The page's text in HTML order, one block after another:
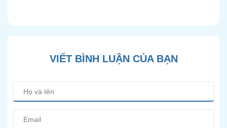
VIẾT BÌNH LUẬN CỦA BẠN